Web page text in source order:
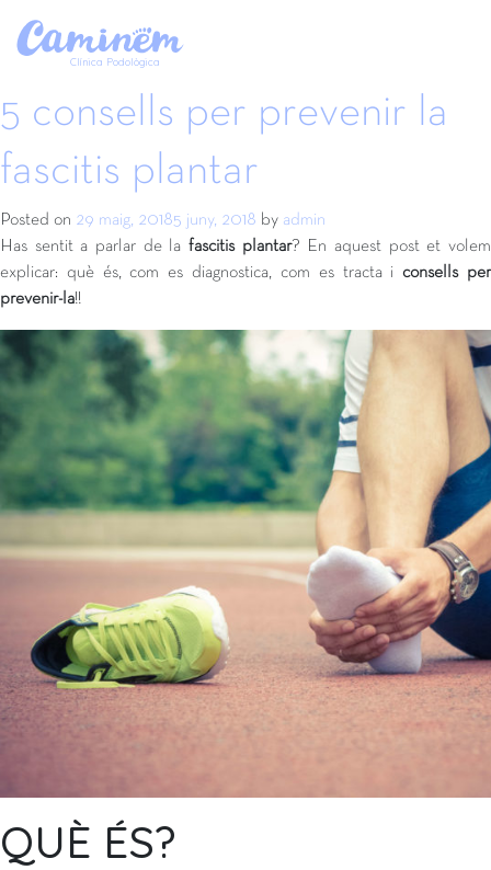
Clínica Podològica
Etiqueta:
5 consells per prevenir la
fascitis plantar
Posted on 29 maig, 20185 juny, 2018 by admin
Has sentit a parlar de la fascitis plantar? En aquest post et volem
explicar: què és, com es diagnostica, com es tracta iconsells per
prevenir-la!!
QUÈ ÉS?